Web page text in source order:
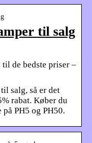
til salg
de bedste priser –
salg, så er det
rabat. Køber du
på PH5 og PH50.